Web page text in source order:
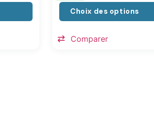
Choix des options
Comparer